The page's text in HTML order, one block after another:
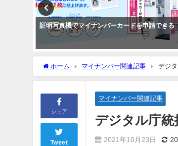
証明写真機でマイナンバーカードを申請できる
ホーム マイナンバー関連記事 デジ
シェア
Tweet
マイナンバー関連記事
デジタル庁統
2021年10月23日